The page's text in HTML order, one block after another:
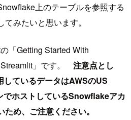
上のテーブルを参照する
みたいと思います。
「Getting Started With
」です。 注意点とし
ているデータはAWSのUS
ホストしているSnowflakeアカ
め、ご注意ください。